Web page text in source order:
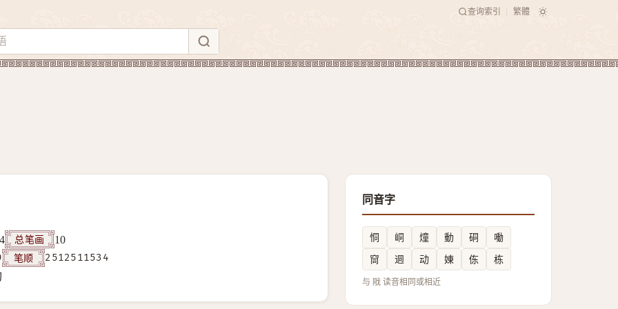
查询索引 繁體
4 总笔画
10
笔顺
2512511534
同音字
恫 峒 燑 動 硐
㗢
䆚
迵 动 娻 㑈 栋
与 戙 读音相同或相近